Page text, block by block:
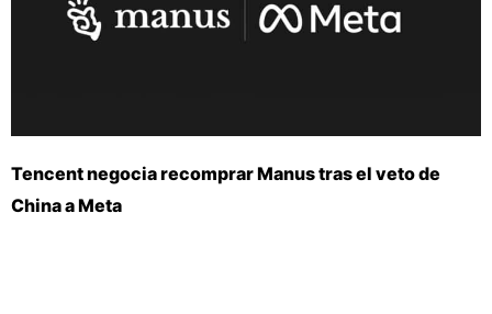
Tencent negocia recomprar Manus tras el veto de
China a Meta